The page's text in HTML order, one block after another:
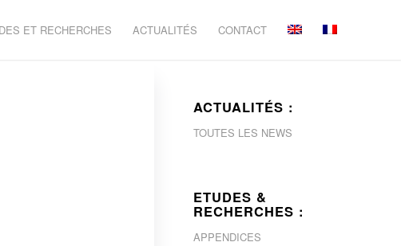
ET RECHERCHES ACTUALITÉS CONTACT
ACTUALITÉS :
TOUTES LES NEWS
ETUDES &
RECHERCHES :
APPENDICES